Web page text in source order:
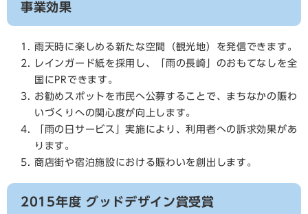
事業効果
雨天時に楽しめる新たな空間（観光地）を発信できます。
レインガード紙を採用し、「雨の長崎」のおもてなしを全
国にPRできます。
お勧めスポットを市民へ公募することで、まちなかの賑わ
いづくりへの関心度が向上します。
「雨の日サービス」実施により、利用者への訴求効果があ
ります。
商店街や宿泊施設における賑わいを創出します。
2015年度 グッドデザイン賞受賞